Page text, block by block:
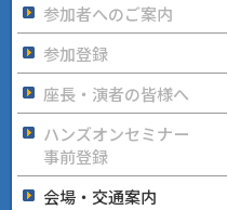
参加者へのご案内
参加登録
座長・演者の皆様へ
ハンズオンセミナー
事前登録
会場・交通案内